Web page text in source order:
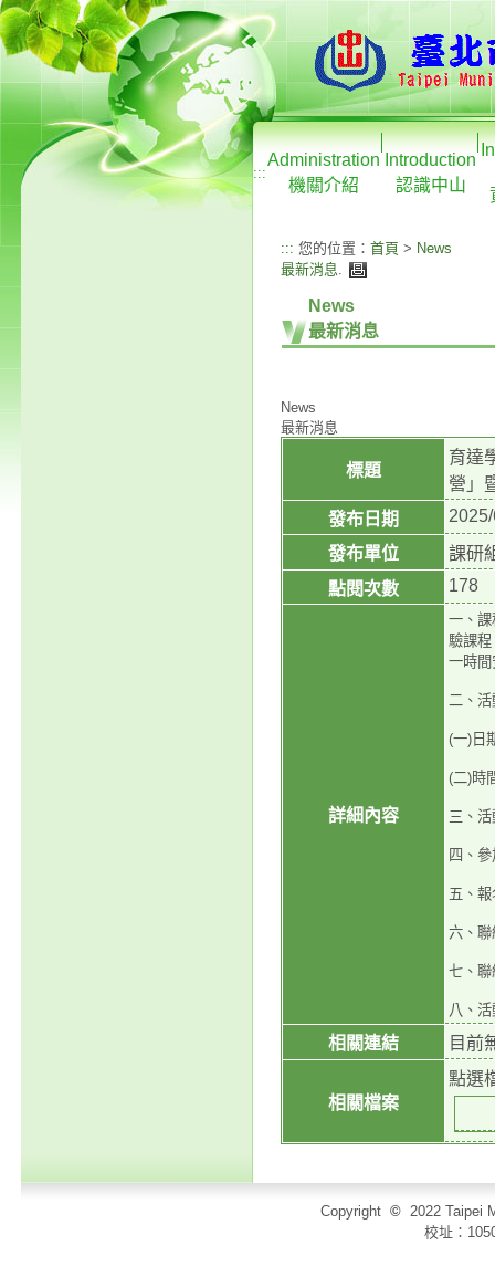
:::
Administration
機關介紹
Introduction
認識中山
::: 您的位置： 首頁 > News
最新消息.
News
最新消息
News
最新消息
標題
育達
營」
發布日期
發布單位
課研
點閱次數
178
詳細內容
一、
驗課程
一時
二、
(一)日
(二)時
三、
四、
五、
六、
七、聯
八、
相關連結 目前
相關檔案
點選
Copyright © 2022 Taipei
校址：